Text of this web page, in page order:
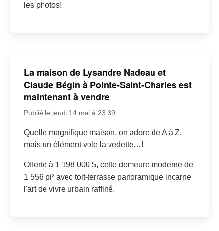
les photos!
La maison de Lysandre Nadeau et
Claude Bégin à Pointe-Saint-Charles est
maintenant à vendre
Publié le jeudi 14 mai à 23:39
Quelle magnifique maison, on adore de A à Z,
mais un élément vole la vedette…!
Offerte à 1 198 000 $, cette demeure moderne de
1 556 pi² avec toit-terrasse panoramique incarne
l'art de vivre urbain raffiné.